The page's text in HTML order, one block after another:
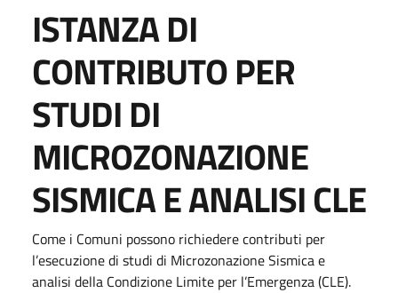
ISTANZA DI
CONTRIBUTO PER
STUDI DI
MICROZONAZIONE
SISMICA E ANALISI CLE
Come i Comuni possono richiedere contributi per
l’esecuzione di studi di Microzonazione Sismica e
analisi della Condizione Limite per l’Emergenza (CLE).